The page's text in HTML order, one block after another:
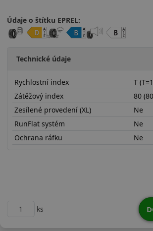
Údaje o štítku EPREL:
Technické údaje
Rychlostní index
T
Zátěžový index
80
Zesílené provedení (XL)
Ne
RunFlat systém
Ne
Ochrana ráfku
Ne
ks